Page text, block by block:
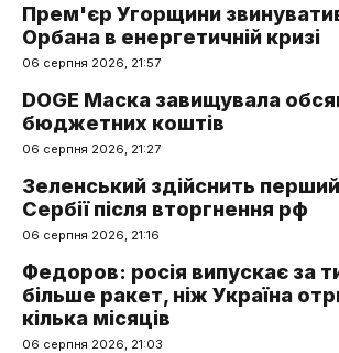
Прем'єр Угорщини
Орбана в енергетичній кризі
06 серпня 2026, 21:57
DOGE Маска завищувала
бюджетних коштів
06 серпня 2026, 21:27
Зеленський здійснить
Сербії після вторгнення рф
06 серпня 2026, 21:16
Федоров: росія випускає за
більше ракет, ніж Україна
кілька місяців
06 серпня 2026, 21:03